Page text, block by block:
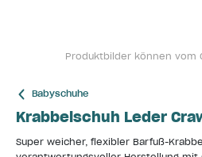
Produktbilder können vom
Babyschuhe
Krabbelschuh Leder
Super weicher, flexibler Barfuß-